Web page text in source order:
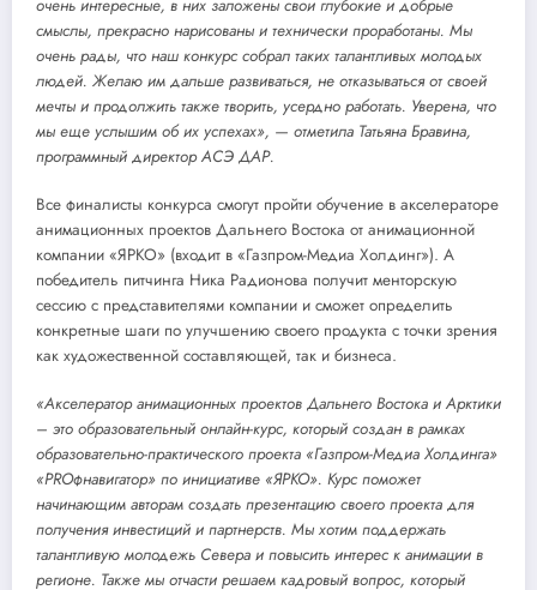
очень интересные, в них заложены свои глубокие и добрые
смыслы, прекрасно нарисованы и технически проработаны. Мы
очень рады, что наш конкурс собрал таких талантливых молодых
людей. Желаю им дальше развиваться, не отказываться от своей
мечты и продолжить также творить, усердно работать. Уверена, что
мы еще услышим об их успехах», — отметила Татьяна Бравина,
программный директор АСЭ ДАР.
Все финалисты конкурса смогут пройти обучение в акселераторе
анимационных проектов Дальнего Востока от анимационной
компании «ЯРКО» (входит в «Газпром-Медиа Холдинг»). А
победитель питчинга Ника Радионова получит менторскую
сессию с представителями компании и сможет определить
конкретные шаги по улучшению своего продукта с точки зрения
как художественной составляющей, так и бизнеса.
«Акселератор анимационных проектов Дальнего Востока и Арктики
– это образовательный онлайн-курс, который создан в рамках
образовательно-практического проекта «Газпром-Медиа Холдинга»
«PROфнавигатор» по инициативе «ЯРКО». Курс поможет
начинающим авторам создать презентацию своего проекта для
получения инвестиций и партнерств. Мы хотим поддержать
талантливую молодежь Севера и повысить интерес к анимации в
регионе. Также мы отчасти решаем кадровый вопрос, который